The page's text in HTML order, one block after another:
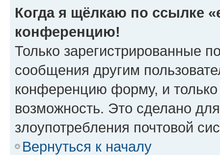
Когда я щёлкаю по ссылке
конференцию!
Только зарегистрированные
сообщения другим
конференцию форму, и
возможность. Это сделано
злоупотребления почтовой
Вернуться к началу